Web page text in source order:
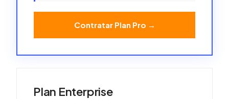
Contratar Plan Pro →
Plan Enterprise